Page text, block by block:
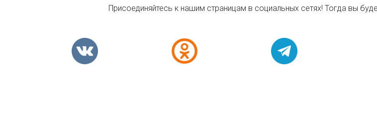
Присоединяйтесь к нашим страницам в социальных сетях! Тогда вы